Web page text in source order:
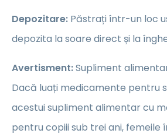
Depozitare: Păstrați într-un loc
depozita la soare direct și la
Avertisment:Supliment
Dacă luați medicamente pentru
acestui supliment alimentar cu
pentru copiii sub trei ani,